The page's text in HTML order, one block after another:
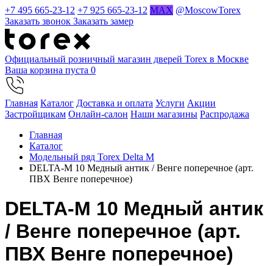
+7 495 665-23-12 +7 925 665-23-12 MAX @MoscowTorex
Заказать звонок Заказать замер
Официальный розничный магазин дверей Torex в Москве
Ваша корзина пуста 0
Главная Каталог Доставка и оплата Услуги Акции
Застройщикам Онлайн-салон Наши магазины Распродажа
Главная
Каталог
Модельный ряд Torex Delta M
DELTA-M 10 Медный антик / Венге поперечное (арт.
ПВХ Венге поперечное)
DELTA-M 10 Медный антик
/ Венге поперечное (арт.
ПВХ Венге поперечное)